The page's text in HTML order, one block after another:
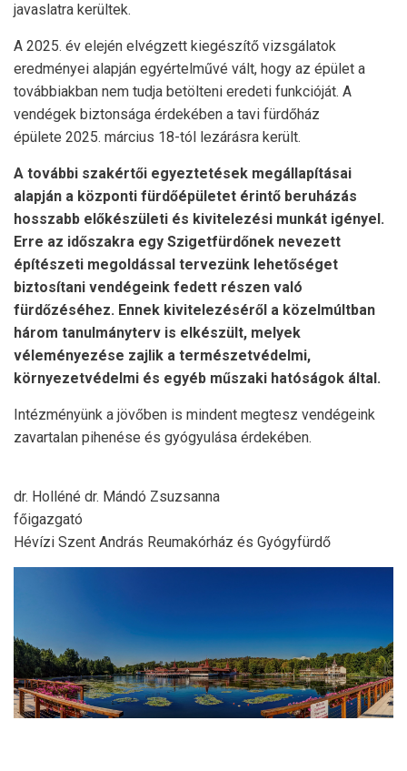
javaslatra kerültek.
A 2025. év elején elvégzett kiegészítő vizsgálatok
eredményei alapján egyértelművé vált, hogy az épület a
továbbiakban nem tudja betölteni eredeti funkcióját. A
vendégek biztonsága érdekében a tavi fürdőház
épülete 2025. március 18-tól lezárásra került.
A további szakértői egyeztetések megállapításai
alapján a központi fürdőépületet érintő beruházás
hosszabb előkészületi és kivitelezési munkát igényel.
Erre az időszakra egy Szigetfürdőnek nevezett
építészeti megoldással tervezünk lehetőséget
biztosítani vendégeink fedett részen való
fürdőzéséhez. Ennek kivitelezéséről a közelmúltban
három tanulmányterv is elkészült, melyek
véleményezése zajlik a természetvédelmi,
környezetvédelmi és egyéb műszaki hatóságok által.
Intézményünk a jövőben is mindent megtesz vendégeink
zavartalan pihenése és gyógyulása érdekében.
dr. Holléné dr. Mándó Zsuzsanna
főigazgató
Hévízi Szent András Reumakórház és Gyógyfürdő